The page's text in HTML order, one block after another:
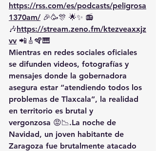
https://rss.com/es/podcasts/peligrosa
1370am/ 🎉🥳🎊 🌟✨ 📻
🎶https://stream.zeno.fm/ktezveaxxjz
vv 📲🎸🪇🎹
Mientras en redes sociales oficiales
se difunden videos, fotografías y
mensajes donde la gobernadora
asegura estar “atendiendo todos los
problemas de Tlaxcala”, la realidad
en territorio es brutal y
vergonzosa 😡📉.La noche de
Navidad, un joven habitante de
Zaragoza fue brutalmente atacado